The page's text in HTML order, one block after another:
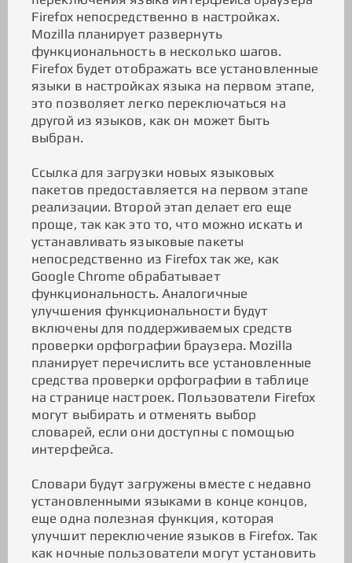
Firefox непосредственно в настройках.
Mozilla планирует развернуть
функциональность в несколько шагов.
Firefox будет отображать все установленные
языки в настройках языка на первом этапе,
это позволяет легко переключаться на
другой из языков, как он может быть
выбран.
Ссылка для загрузки новых языковых
пакетов предоставляется на первом этапе
реализации. Второй этап делает его еще
проще, так как это то, что можно искать и
устанавливать языковые пакеты
непосредственно из Firefox так же, как
Google Chrome обрабатывает
функциональность. Аналогичные
улучшения функциональности будут
включены для поддерживаемых средств
проверки орфографии браузера. Mozilla
планирует перечислить все установленные
средства проверки орфографии в таблице
на странице настроек. Пользователи Firefox
могут выбирать и отменять выбор
словарей, если они доступны с помощью
интерфейса.
Словари будут загружены вместе с недавно
установленными языками в конце концов,
еще одна полезная функция, которая
улучшит переключение языков в Firefox. Так
как ночные пользователи могут установить